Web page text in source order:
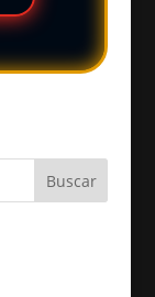
Buscar